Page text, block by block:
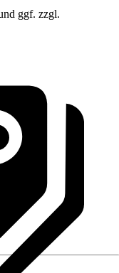
ggf. zzgl.